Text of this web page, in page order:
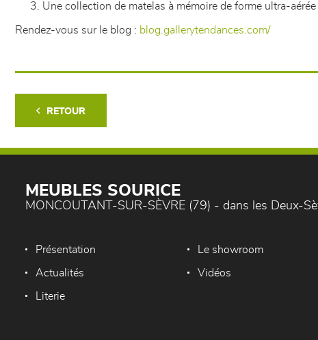
Une collection de matelas à mémoire de forme ultra-
Rendez-vous sur le blog : blog.gallerytendances.com/
RETOUR
MEUBLES SOURICE
MONCOUTANT-SUR-SÈVRE (79) - dans les Deux-
Présentation Le showroom
Actualités Vidéos
Literie